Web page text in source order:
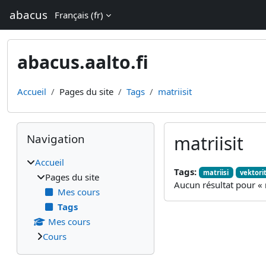
abacus Français ‎(fr)‎
abacus.aalto.fi
Accueil Pages du site Tags matriisit
matriisit
Tags: matriisi vektorit
Aucun résultat pour «
Blocs
Passer Navigation
Navigation
Accueil
Pages du site
Mes cours
Tags
Mes cours
Cours